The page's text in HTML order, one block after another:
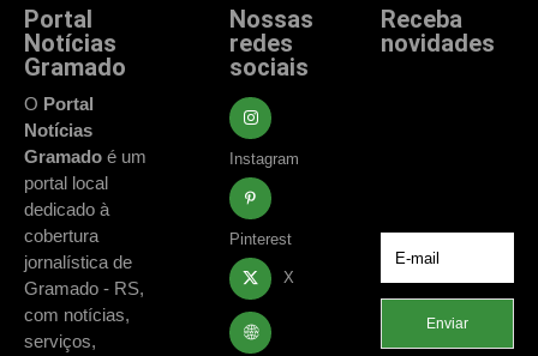
Portal
Notícias
Gramado
O Portal
Notícias
Gramado é um
portal local
dedicado à
cobertura
jornalística de
Gramado - RS,
com notícias,
serviços,
Nossas
redes
sociais
Instagram
Pinterest
X
Receba
novidades
Enviar